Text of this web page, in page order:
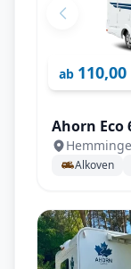
ab 110,00
Ahorn Eco
Doppelbett
Alkoven